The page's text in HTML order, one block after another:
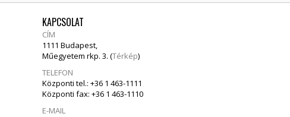
KAPCSOLAT
CÍM
1111 Budapest,
Műegyetem rkp. 3. (Térkép)
TELEFON
Központi tel.: +36 1 463-1111
Központi fax: +36 1 463-1110
E-MAIL